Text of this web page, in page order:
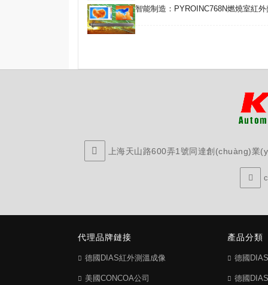
智能制造：PYROINC768N燃燒室紅
上海天山路600弄1號同達創(chuàng)業
代理品牌鏈接
德國DIAS紅外測溫成像
美國CONCOA公司
產品分類
德國
德國